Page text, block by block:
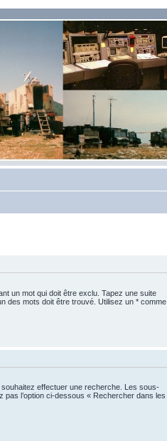
un mot qui doit être exclu. Tapez une suite
des mots doit être trouvé. Utilisez un * comme
effectuer une recherche. Les sous-
l’option ci-dessous « Rechercher dans les